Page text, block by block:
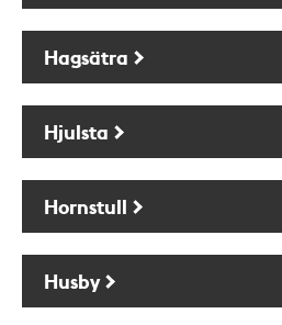
Hagsätra
Hjulsta
Hornstull
Husby